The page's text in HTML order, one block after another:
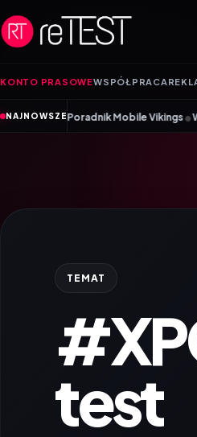
KONTO PRASOWEWSPÓŁPRACA
NAJNOWSZE
Mobile Vikings•Wracamy do
TEMAT
test